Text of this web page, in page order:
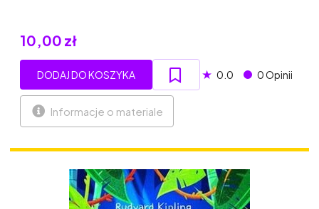
10,00 zł
DODAJ DO KOSZYKA ★ 0.0 0 Opinii
Informacje o materiale